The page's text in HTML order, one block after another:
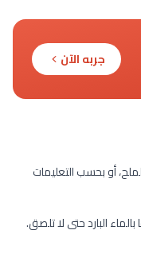
جربه الآن
أو بحسب التعليمات
البارد حتى لا تلصق.